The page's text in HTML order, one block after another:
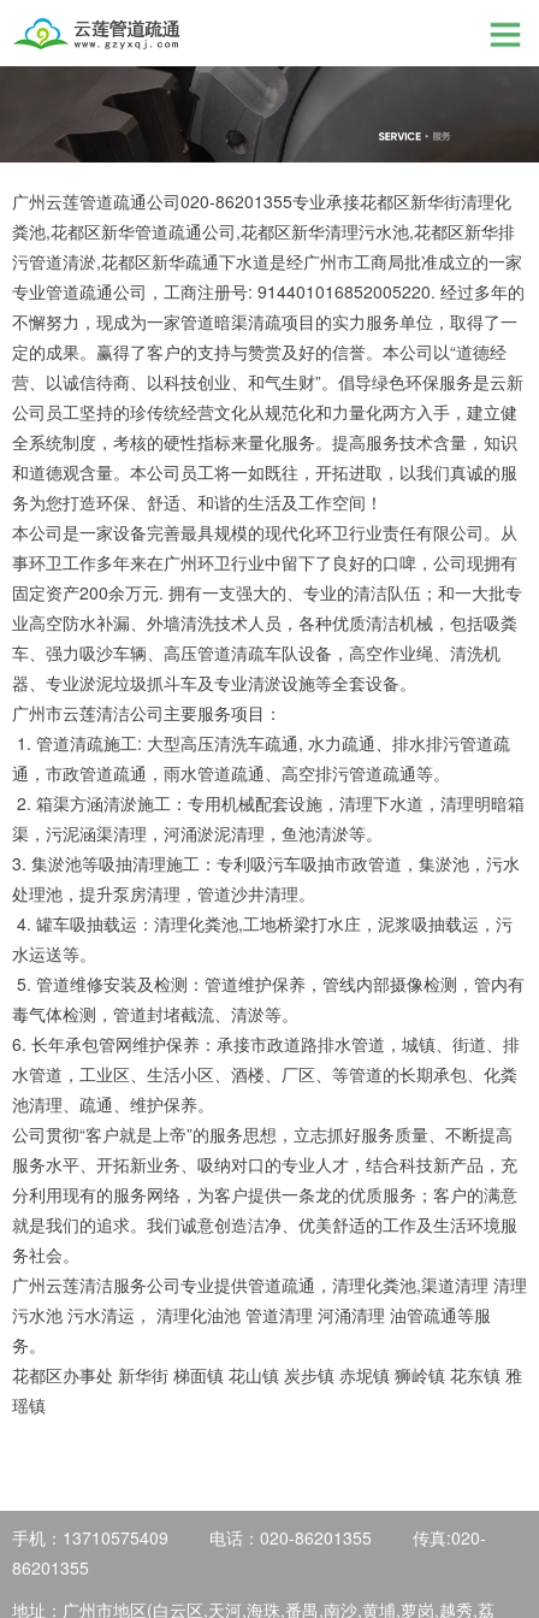
广州云莲管道疏通公司020-86201355专业承接花都区新华街清理化
粪池,花都区新华管道疏通公司,花都区新华清理污水池,花都区新华排
污管道清淤,花都区新华疏通下水道是经广州市工商局批准成立的一家
专业管道疏通公司，工商注册号: 914401016852005220. 经过多年的
不懈努力，现成为一家管道暗渠清疏项目的实力服务单位，取得了一
定的成果。赢得了客户的支持与赞赏及好的信誉。本公司以“道德经
营、以诚信待商、以科技创业、和气生财”。倡导绿色环保服务是云新
公司员工坚持的珍传统经营文化从规范化和力量化两方入手，建立健
全系统制度，考核的硬性指标来量化服务。提高服务技术含量，知识
和道德观含量。本公司员工将一如既往，开拓进取，以我们真诚的服
务为您打造环保、舒适、和谐的生活及工作空间！
本公司是一家设备完善最具规模的现代化环卫行业责任有限公司。从
事环卫工作多年来在广州环卫行业中留下了良好的口啤，公司现拥有
固定资产200余万元. 拥有一支强大的、专业的清洁队伍；和一大批专
业高空防水补漏、外墙清洗技术人员，各种优质清洁机械，包括吸粪
车、强力吸沙车辆、高压管道清疏车队设备，高空作业绳、清洗机
器、专业淤泥垃圾抓斗车及专业清淤设施等全套设备。
广州市云莲清洁公司主要服务项目：
1. 管道清疏施工: 大型高压清洗车疏通, 水力疏通、排水排污管道疏
通，市政管道疏通，雨水管道疏通、高空排污管道疏通等。
2. 箱渠方涵清淤施工：专用机械配套设施，清理下水道，清理明暗箱
渠，污泥涵渠清理，河涌淤泥清理，鱼池清淤等。
3. 集淤池等吸抽清理施工：专利吸污车吸抽市政管道，集淤池，污水
处理池，提升泵房清理，管道沙井清理。
4. 罐车吸抽载运：清理化粪池,工地桥梁打水庄，泥浆吸抽载运，污
水运送等。
5. 管道维修安装及检测：管道维护保养，管线内部摄像检测，管内有
毒气体检测，管道封堵截流、清淤等。
6. 长年承包管网维护保养：承接市政道路排水管道，城镇、街道、排
水管道，工业区、生活小区、酒楼、厂区、等管道的长期承包、化粪
池清理、疏通、维护保养。
公司贯彻“客户就是上帝”的服务思想，立志抓好服务质量、不断提高
服务水平、开拓新业务、吸纳对口的专业人才，结合科技新产品，充
分利用现有的服务网络，为客户提供一条龙的优质服务；客户的满意
就是我们的追求。我们诚意创造洁净、优美舒适的工作及生活环境服
务社会。
广州云莲清洁服务公司专业提供管道疏通，清理化粪池,渠道清理 清理
污水池 污水清运， 清理化油池 管道清理 河涌清理 油管疏通等服
务。
花都区办事处 新华街 梯面镇 花山镇 炭步镇 赤坭镇 狮岭镇 花东镇 雅
瑶镇
手机：13710575409 电话：020-86201355
传真:020-
86201355
地址：广州市地区(白云区,天河,海珠,番禺,南沙,黄埔,萝岗,越秀,荔